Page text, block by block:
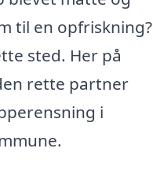
til en opfriskning?
sted. Her på
rette partner
i